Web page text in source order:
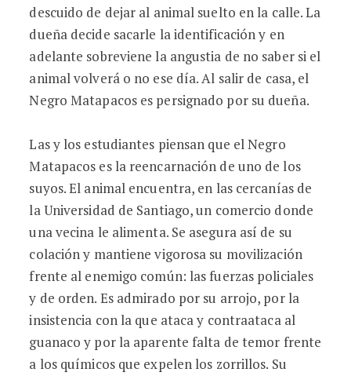
descuido de dejar al animal suelto en la calle. La
dueña decide sacarle la identificación y en
adelante sobreviene la angustia de no saber si el
animal volverá o no ese día. Al salir de casa, el
Negro Matapacos es persignado por su dueña.
Las y los estudiantes piensan que el Negro
Matapacos es la reencarnación de uno de los
suyos. El animal encuentra, en las cercanías de
la Universidad de Santiago, un comercio donde
una vecina le alimenta. Se asegura así de su
colación y mantiene vigorosa su movilización
frente al enemigo común: las fuerzas policiales
y de orden. Es admirado por su arrojo, por la
insistencia con la que ataca y contraataca al
guanaco y por la aparente falta de temor frente
a los químicos que expelen los zorrillos. Su